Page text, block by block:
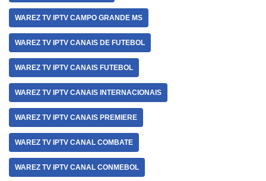
WAREZ TV IPTV CAMPO GRANDE MS
WAREZ TV IPTV CANAIS DE FUTEBOL
WAREZ TV IPTV CANAIS FUTEBOL
WAREZ TV IPTV CANAIS INTERNACIONAIS
WAREZ TV IPTV CANAIS PREMIERE
WAREZ TV IPTV CANAL COMBATE
WAREZ TV IPTV CANAL CONMEBOL